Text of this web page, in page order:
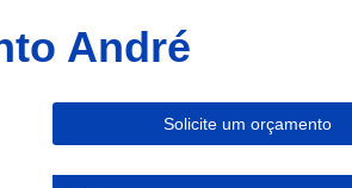
Caminhões Tipo Munck para Alocação
Caminhões com Munck para Aluguel
André
Solicite um orçamento